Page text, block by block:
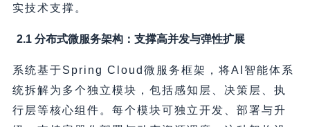
实技术支撑。
2.1 分布式微服务架构：支撑高并发与弹性扩展
系统基于Spring Cloud微服务框架，将AI智能体系
统拆解为多个独立模块，包括感知层、决策层、执
行层等核心组件。每个模块可独立开发、部署与升